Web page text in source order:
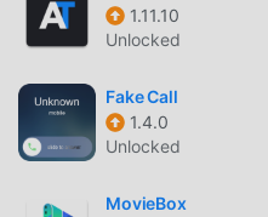
полной
были проверены moddroid
загрузить moddroid в
установить версию мода
одним щелчком мыши, а
1.11.10
Unlocked
Fake Call
1.4.0
Unlocked
MovieBox